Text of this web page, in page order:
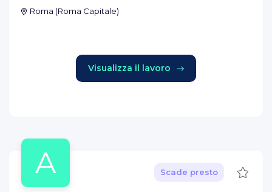
Roma (Roma Capitale)
Visualizza il lavoro
A Scade presto Salva